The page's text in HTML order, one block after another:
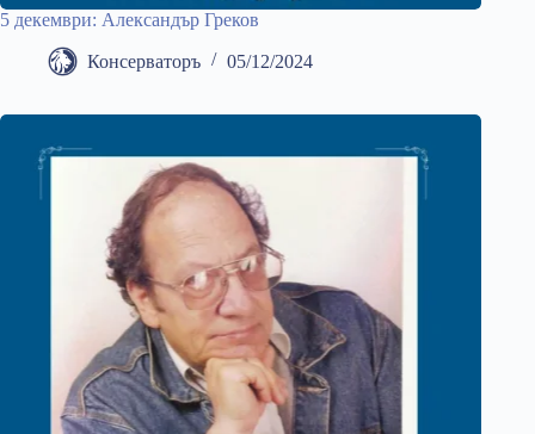
5 декември: Александър Греков
Консерваторъ 05/12/2024